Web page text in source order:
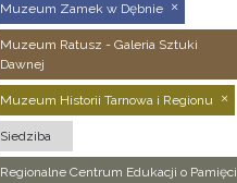
Muzeum Zamek w Dębnie
Muzeum Ratusz - Galeria Sztuki
Dawnej
Muzeum Historii Tarnowa i Regionu
Siedziba
Regionalne Centrum Edukacji o Pamięci